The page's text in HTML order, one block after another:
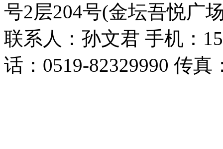
号2层204号(金坛吾悦广
联系人：孙文君 手机：
话：0519-82329990 传真